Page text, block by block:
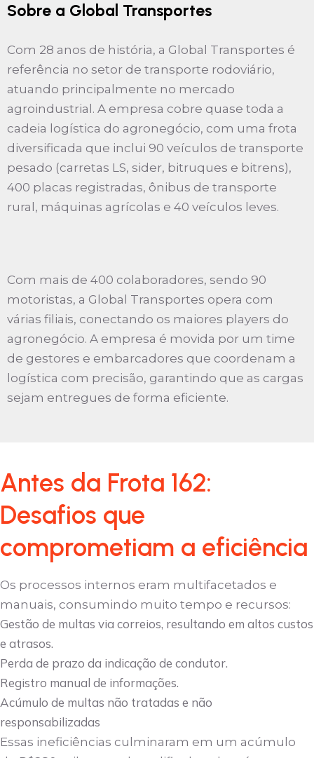
Sobre a Global Transportes
Com 28 anos de história, a Global Transportes é
referência no setor de transporte rodoviário,
atuando principalmente no mercado
agroindustrial. A empresa cobre quase toda a
cadeia logística do agronegócio, com uma frota
diversificada que inclui 90 veículos de transporte
pesado (carretas LS, sider, bitruques e bitrens),
400 placas registradas, ônibus de transporte
rural, máquinas agrícolas e 40 veículos leves.
Com mais de 400 colaboradores, sendo 90
motoristas, a Global Transportes opera com
várias filiais, conectando os maiores players do
agronegócio. A empresa é movida por um time
de gestores e embarcadores que coordenam a
logística com precisão, garantindo que as cargas
sejam entregues de forma eficiente.
Antes da Frota 162:
Desafios que
comprometiam a eficiência
Os processos internos eram multifacetados e
manuais, consumindo muito tempo e recursos:
Gestão de multas via correios, resultando em altos custos
e atrasos.
Perda de prazo da indicação de condutor.
Registro manual de informações.
Acúmulo de multas não tratadas e não
responsabilizadas
Essas ineficiências culminaram em um acúmulo